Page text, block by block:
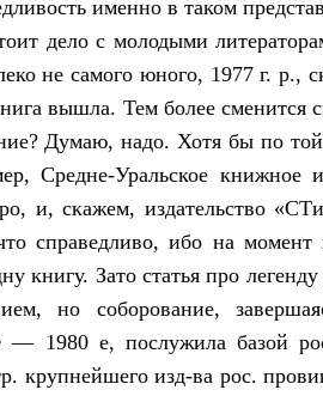
именно в таком
дело с молодыми
не самого юного, 1977 г. р.,
вышла. Тем более
Думаю, надо. Хотя бы по
Средне-Уральское книжное
и, скажем, издательство
справедливо, ибо на момент
книгу. Зато статья про
но соборование,
— 1980 е, послужила базой
крупнейшего изд-ва рос.